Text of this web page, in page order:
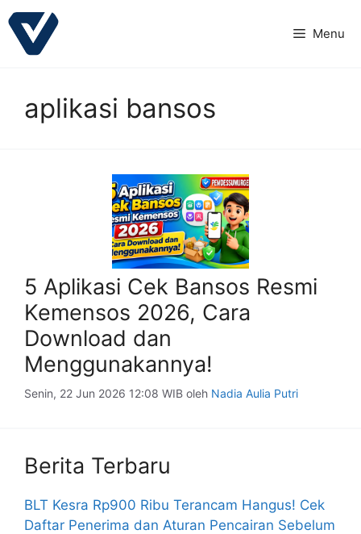
Langsung
ke
Menu
aplikasi bansos
5 Aplikasi Cek Bansos Resmi
Kemensos 2026, Cara
Download dan
Menggunakannya!
Senin, 22 Jun 2026 12:08 WIB oleh Nadia Aulia Putri
Berita Terbaru
BLT Kesra Rp900 Ribu Terancam Hangus! Cek
Daftar Penerima dan Aturan Pencairan Sebelum